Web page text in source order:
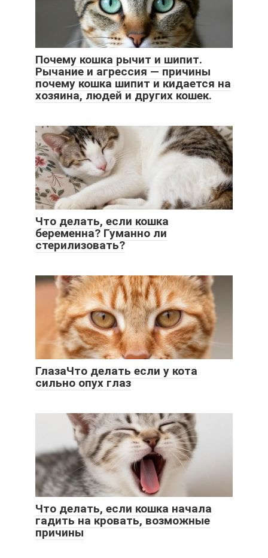
Почему кошка рычит и шипит.
Рычание и агрессия — причины
почему кошка шипит и кидается на
хозяина, людей и других кошек.
Что делать, если кошка
беременна? Гуманно ли
стерилизовать?
ГлазаЧто делать если у кота
сильно опух глаз
Что делать, если кошка начала
гадить на кровать, возможные
причины